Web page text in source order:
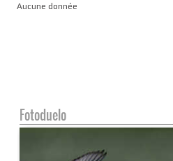
Aucune donnée
Fotoduelo